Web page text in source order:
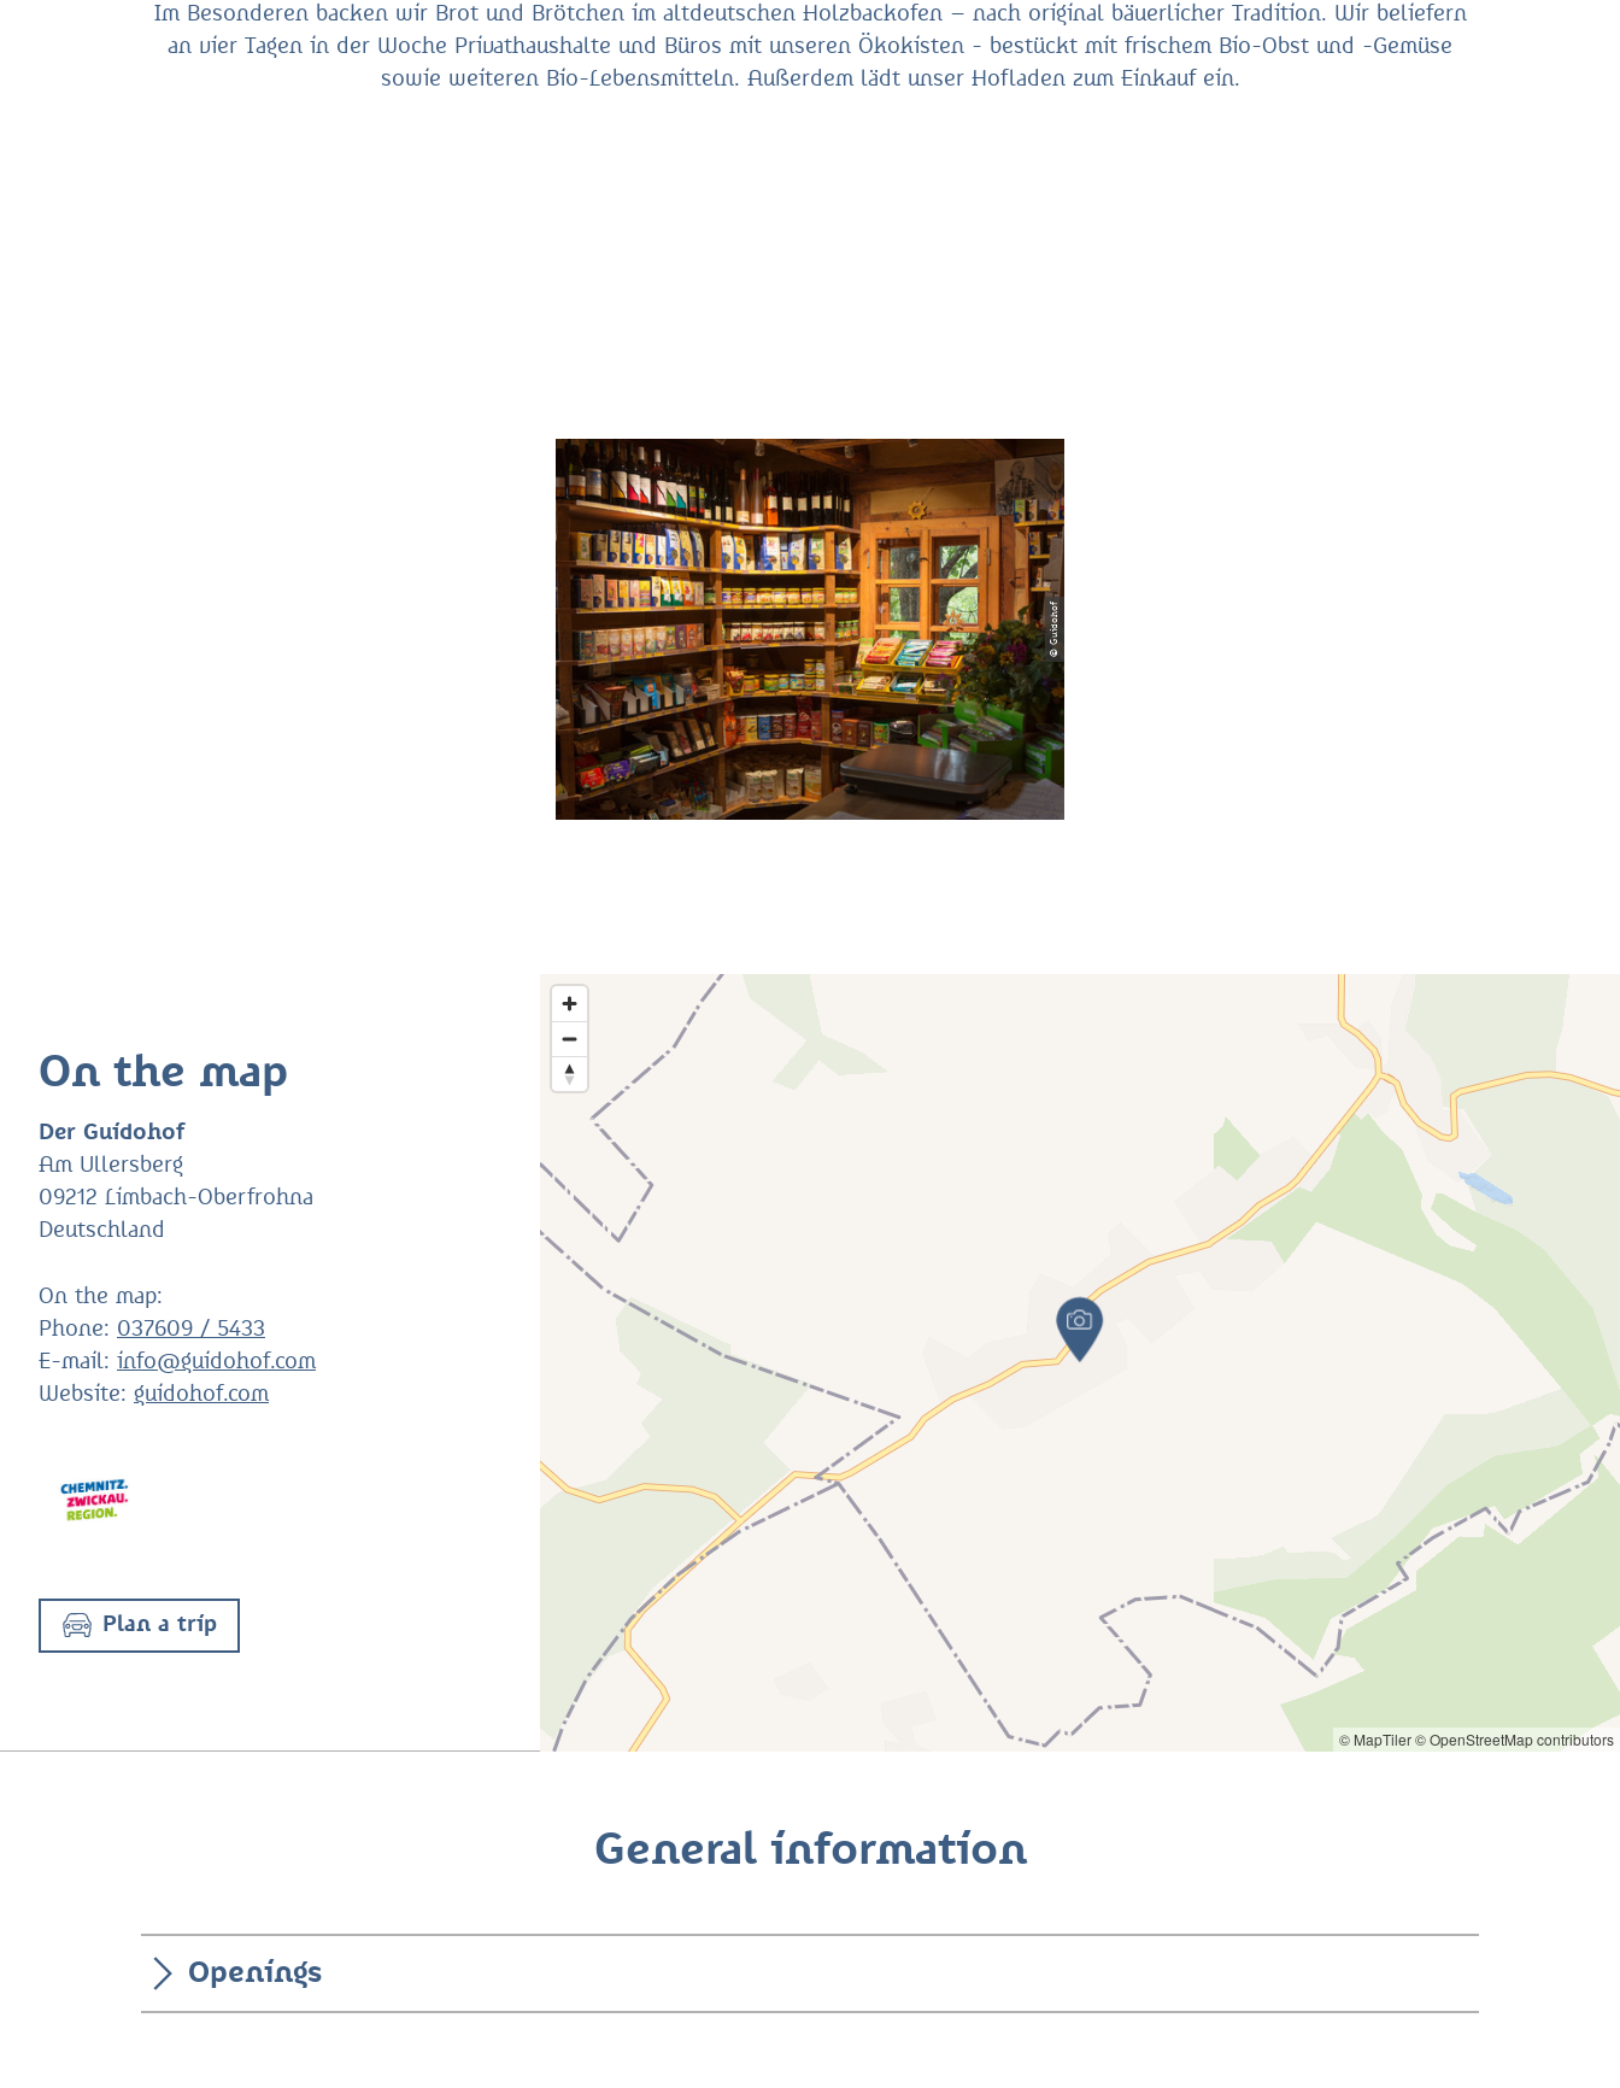
Im Besonderen backen wir Brot und Brötchen im altdeutschen Holzbackofen – nach original bäuerlicher Tradition. Wir beliefern
an vier Tagen in der Woche Privathaushalte und Büros mit unseren Ökokisten - bestückt mit frischem Bio-Obst und -Gemüse
sowie weiteren Bio-Lebensmitteln. Außerdem lädt unser Hofladen zum Einkauf ein.
© Guidohof
On the map
Der Guidohof
Am Ullersberg
09212 Limbach-Oberfrohna
Deutschland
On the map:
Phone: 037609 / 5433
E-mail: info@guidohof.com
Website: guidohof.com
Plan a trip
© MapTiler© OpenStreetMap contributors
General information
Openings